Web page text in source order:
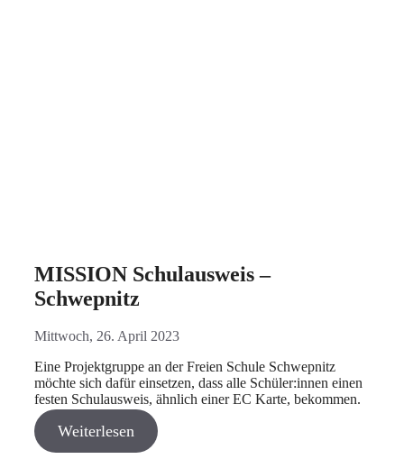
MISSION Schulausweis –
Schwepnitz
Mittwoch, 26. April 2023
Eine Projektgruppe an der Freien Schule Schwepnitz
möchte sich dafür einsetzen, dass alle Schüler:innen einen
festen Schulausweis, ähnlich einer EC Karte, bekommen.
Weiterlesen